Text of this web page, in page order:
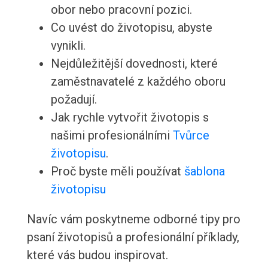
obor nebo pracovní pozici.
Co uvést do životopisu, abyste
vynikli.
Nejdůležitější dovednosti, které
zaměstnavatelé z každého oboru
požadují.
Jak rychle vytvořit životopis s
našimi profesionálními Tvůrce
životopisu.
Proč byste měli používat šablona
životopisu
Navíc vám poskytneme odborné tipy pro
psaní životopisů a profesionální příklady,
které vás budou inspirovat.